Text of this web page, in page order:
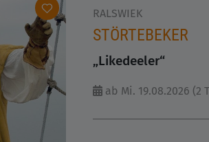
RALSWIEK
STÖRTEBEKER
„Likedeeler“
ab Mi.